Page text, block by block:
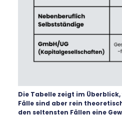
Die Tabelle zeigt im
Fälle sind aber rein
den seltensten Fällen eine